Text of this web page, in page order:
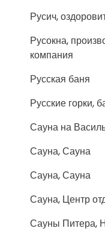
Русич,
Русокна,
компания
Русская баня
Русские горки,
Сауна на
Сауна, Сауна
Сауна, Сауна
Сауна, Центр
Сауны Питера,